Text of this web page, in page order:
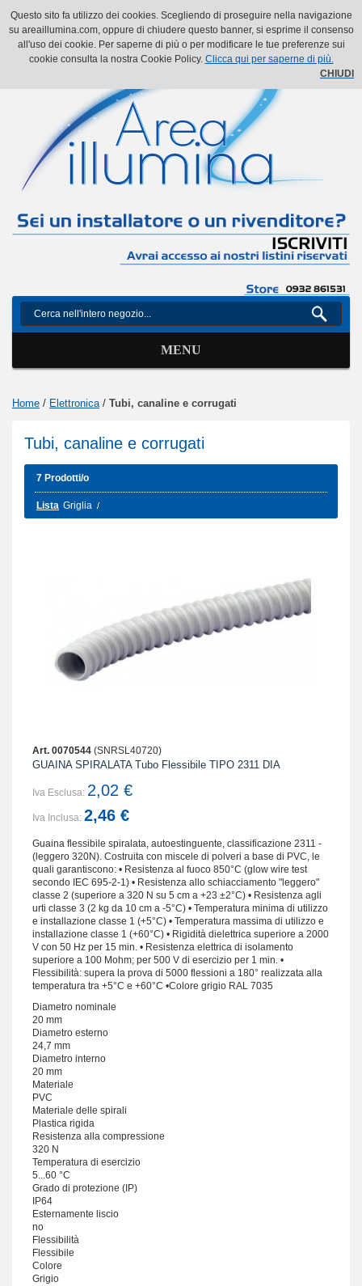
Il mio account Il mio carrello Vai alla Cassa Accedi
MENU
Home / Elettronica / Tubi, canaline e corrugati
Tubi, canaline e corrugati
7 Prodotti/o
Lista Griglia
Art. 0070544 (SNRSL40720)
GUAINA SPIRALATA Tubo Flessibile TIPO 2311 DIA
Iva Esclusa: 2,02 €
Iva Inclusa: 2,46 €
Guaina flessibile spiralata, autoestinguente, classificazione 2311 -
(leggero 320N). Costruita con miscele di polveri a base di PVC, le
quali garantiscono: • Resistenza al fuoco 850°C (glow wire test
secondo IEC 695-2-1) • Resistenza allo schiacciamento "leggero"
classe 2 (superiore a 320 N su 5 cm a +23 ±2°C) • Resistenza agli
urti classe 3 (2 kg da 10 cm a -5°C) • Temperatura minima di utilizzo
e installazione classe 1 (+5°C) • Temperatura massima di utilizzo e
installazione classe 1 (+60°C) • Rigidità dielettrica superiore a 2000
V con 50 Hz per 15 min. • Resistenza elettrica di isolamento
superiore a 100 Mohm; per 500 V di esercizio per 1 min. •
Flessibilità: supera la prova di 5000 flessioni a 180° realizzata alla
temperatura tra +5°C e +60°C •Colore grigio RAL 7035
Diametro nominale
20 mm
Diametro esterno
24,7 mm
Diametro interno
20 mm
Materiale
PVC
Materiale delle spirali
Plastica rigida
Resistenza alla compressione
320 N
Temperatura di esercizio
5...60 °C
Grado di protezione (IP)
IP64
Esternamente liscio
no
Flessibilità
Flessibile
Colore
Grigio
Questo sito fa utilizzo dei cookies. Scegliendo di proseguire nella navigazione
su areaillumina.com, oppure di chiudere questo banner, si esprime il consenso
all'uso dei cookie. Per saperne di più o per modificare le tue preferenze sui
cookie consulta la nostra Cookie Policy. Clicca qui per saperne di più.
CHIUDI